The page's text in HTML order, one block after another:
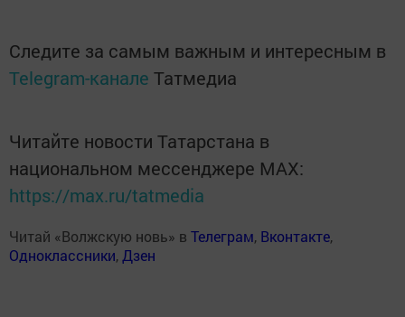
Следите за самым важным и интересным в
Telegram-канале Татмедиа
Читайте новости Татарстана в
национальном мессенджере MАХ:
https://max.ru/tatmedia
Читай «Волжскую новь» в Телеграм, Вконтакте,
Одноклассники, Дзен